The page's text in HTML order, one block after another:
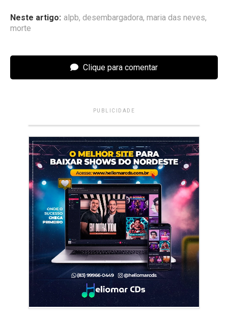
Neste artigo: alpb, desembargadora, maria das neves,
morte
Clique para comentar
PUBLICIDADE